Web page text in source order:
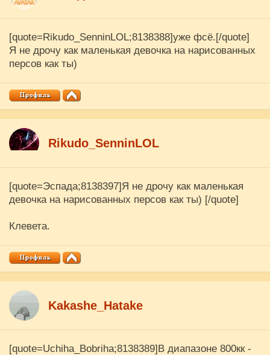
[quote=Rikudo_SenninLOL;8138388]уже фсё.[/quote]
Я не дрочу как маленькая девочка на нарисованных
персов как ты)
Rikudo_SenninLOL
[quote=Эспада;8138397]Я не дрочу как маленькая
девочка на нарисованных персов как ты) [/quote]
Клевета.
Kakashe_Hatake
[quote=Uchiha_Bobriha;8138389]В диапазоне 800кк -